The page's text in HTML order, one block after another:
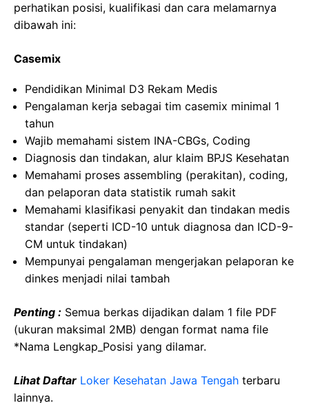
perhatikan posisi, kualifikasi dan cara melamarnya
dibawah ini:
Casemix
Pendidikan Minimal D3 Rekam Medis
Pengalaman kerja sebagai tim casemix minimal 1
tahun
Wajib memahami sistem INA-CBGs, Coding
Diagnosis dan tindakan, alur klaim BPJS Kesehatan
Memahami proses assembling (perakitan), coding,
dan pelaporan data statistik rumah sakit
Memahami klasifikasi penyakit dan tindakan medis
standar (seperti ICD-10 untuk diagnosa dan ICD-9-
CM untuk tindakan)
Mempunyai pengalaman mengerjakan pelaporan ke
dinkes menjadi nilai tambah
Penting : Semua berkas dijadikan dalam 1 file PDF
(ukuran maksimal 2MB) dengan format nama file
*Nama Lengkap_Posisi yang dilamar.
Lihat Daftar Loker Kesehatan Jawa Tengah terbaru
lainnya.